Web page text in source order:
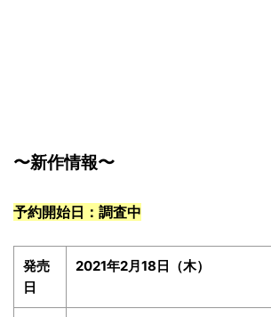
〜新作情報〜
予約開始日：調査中
発売
日
2021年2月18日（木）